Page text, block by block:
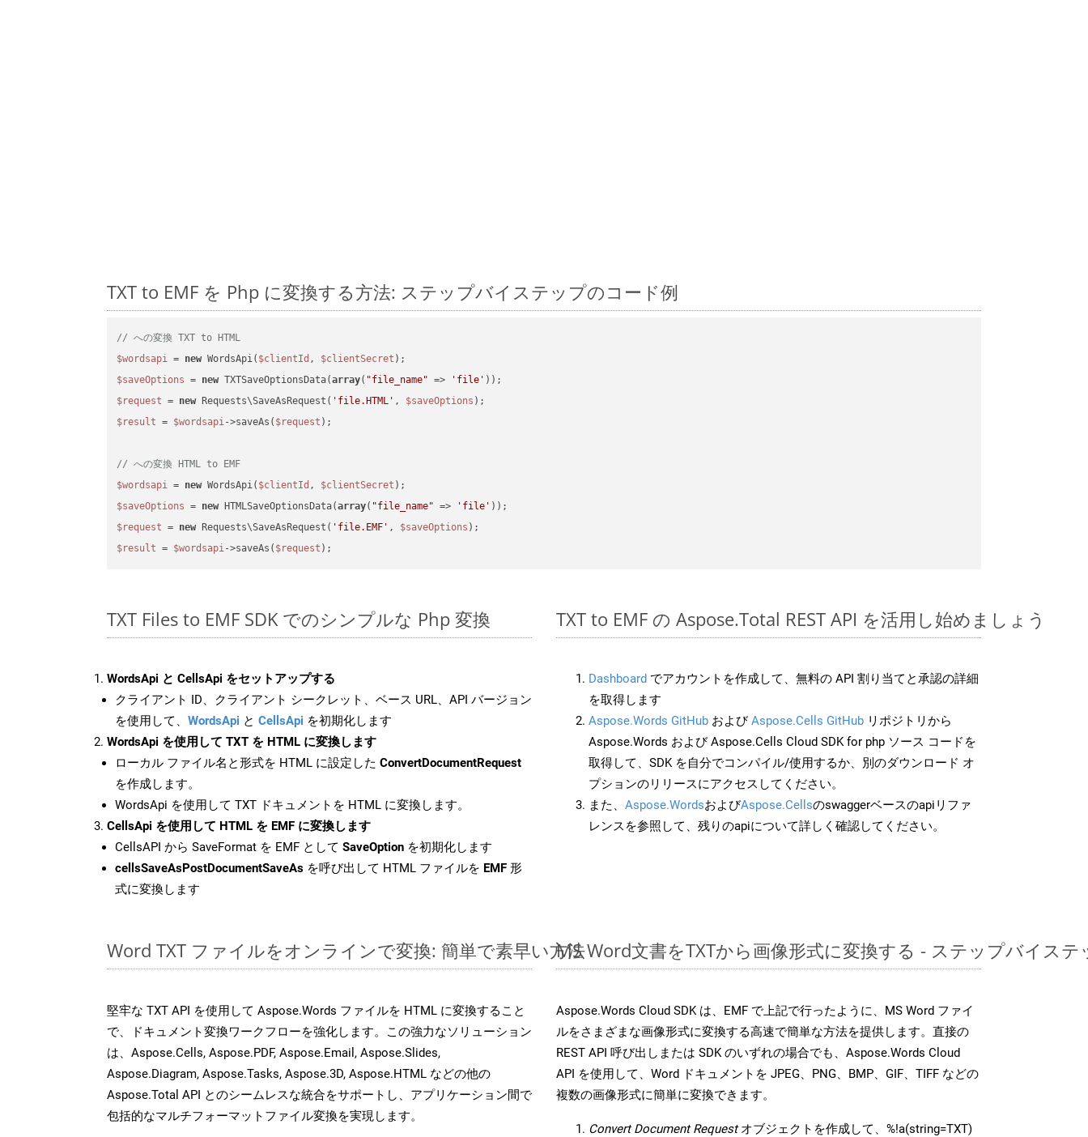
TXT to EMF を Php に変換する方法: ステップバイステップのコード例
// への変換 TXT to HTML
$wordsapi = new WordsApi( $clientId , $clientSecret
$saveOptions = new TXTSaveOptionsData(array( "file_name" => 'file'
$request = new Requests\SaveAsRequest( 'file.HTML' , $saveOptions
$result = $wordsapi->saveAs( $request );
// への変換 HTML to EMF
$wordsapi = new WordsApi( $clientId , $clientSecret
$saveOptions = new HTMLSaveOptionsData(array( "file_name" => 'file'
$request = new Requests\SaveAsRequest( 'file.EMF' , $saveOptions
$result = $wordsapi->saveAs( $request
TXT Files to EMF SDK でのシンプルな Php 変換
WordsApi と CellsApi をセットアップする
クライアント ID、クライアント シークレット、ベース URL、API バージョン
を使用して、 WordsApi と CellsApi を初期化します
WordsApi を使用して TXT を HTML に変換します
ローカル ファイル名と形式を HTML に設定した ConvertDocumentRequest
を作成します。
WordsApi を使用して TXT ドキュメントを HTML に変換します。
CellsApi を使用して HTML を EMF に変換します
CellsAPI から SaveFormat を EMF として SaveOption を初期化します
cellsSaveAsPostDocumentSaveAs を呼び出して HTML ファイルを EMF 形
式に変換します
TXT to EMF の Aspose.Total REST API を活用し始めましょう
Dashboard でアカウントを作成して、無料の API 割り当てと承認の詳細
を取得します
Aspose.Words GitHub およびAspose.Cells GitHub リポジトリから
Aspose.Words および Aspose.Cells Cloud SDK for php ソース コードを
取得して、SDK を自分でコンパイル/使用するか、別のダウンロード オ
プションのリリースにアクセスしてください。
また、 Aspose.WordsおよびAspose.Cellsのswaggerベースのapiリファ
レンスを参照して、残りのapiについて詳しく確認してください。
Word TXT ファイルをオンラインで変換: 簡単で素早い方法
堅牢な TXT API を使用して Aspose.Words ファイルを HTML に変換すること
で、ドキュメント変換ワークフローを強化します。この強力なソリューション
は、Aspose.Cells, Aspose.PDF, Aspose.Email, Aspose.Slides,
Aspose.Diagram, Aspose.Tasks, Aspose.3D, Aspose.HTML などの他の
Aspose.Total API とのシームレスな統合をサポートし、アプリケーション間で
包括的なマルチフォーマットファイル変換を実現します。
MS Word文書をTXTから画像形式に変換する - ステップバイス
Aspose.Words Cloud SDK は、EMF で上記で行ったように、MS Word ファイ
ルをさまざまな画像形式に変換する高速で簡単な方法を提供します。直接の
REST API 呼び出しまたは SDK のいずれの場合でも、Aspose.Words Cloud
API を使用して、Word ドキュメントを JPEG、PNG、BMP、GIF、TIFF などの
複数の画像形式に簡単に変換できます。
Convert Document Requestオブジェクトを作成して、%!a(string=TXT)